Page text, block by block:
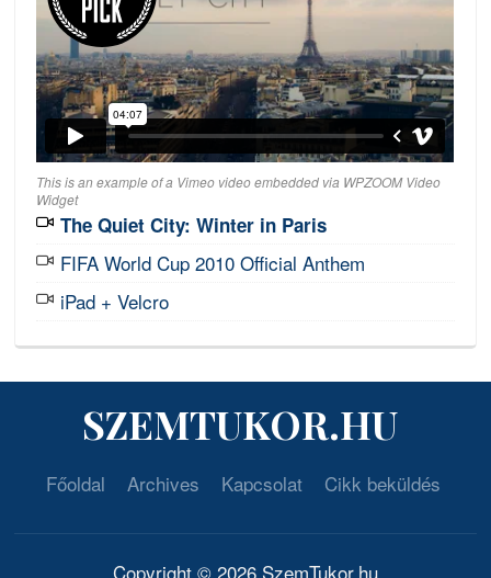
This is an example of a Vimeo video embedded via WPZOOM Video
Widget
The Quiet City: Winter in Paris
FIFA World Cup 2010 Official Anthem
iPad + Velcro
SZEMTUKOR.HU
Főoldal Archives Kapcsolat Cikk beküldés
Copyright © 2026 SzemTukor.hu